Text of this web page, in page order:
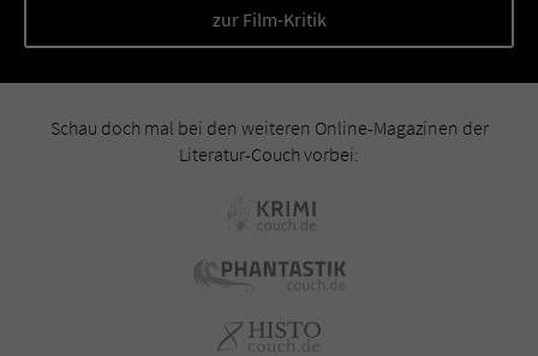
zur Film-Kritik
Schau doch mal bei den weiteren Online-Magazinen der
Literatur-Couch vorbei: